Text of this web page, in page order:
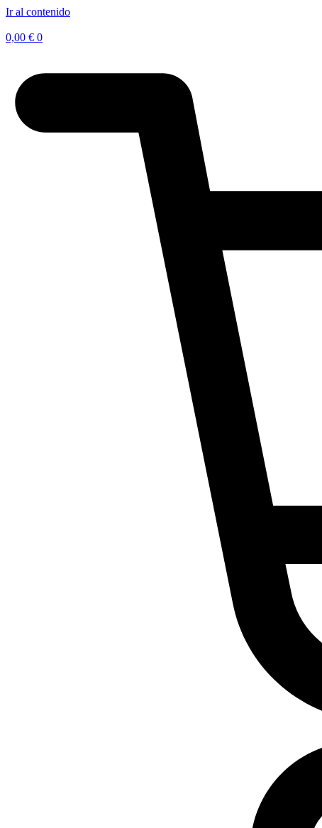
Ir al contenido
0,00 € 0